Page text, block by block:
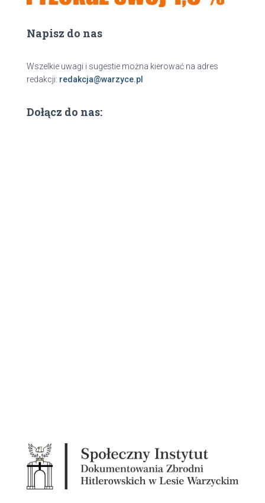
Napisz do nas
Wszelkie uwagi i sugestie można kierować na adres
redakcji: redakcja@warzyce.pl
Dołącz do nas: